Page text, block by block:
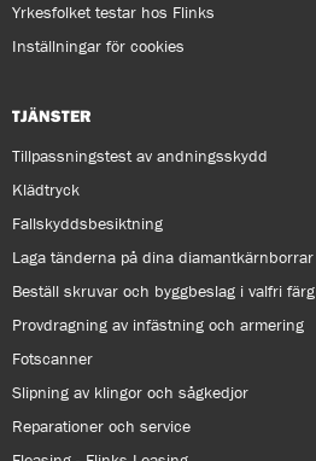
Yrkesfolket testar hos Flinks
Inställningar för cookies
TJÄNSTER
Tillpassningstest av andningsskydd
Klädtryck
Fallskyddsbesiktning
Laga tänderna på dina diamantkärnborrar
Beställ skruvar och byggbeslag i valfri färg
Provdragning av infästning och armering
Fotscanner
Slipning av klingor och sågkedjor
Reparationer och service